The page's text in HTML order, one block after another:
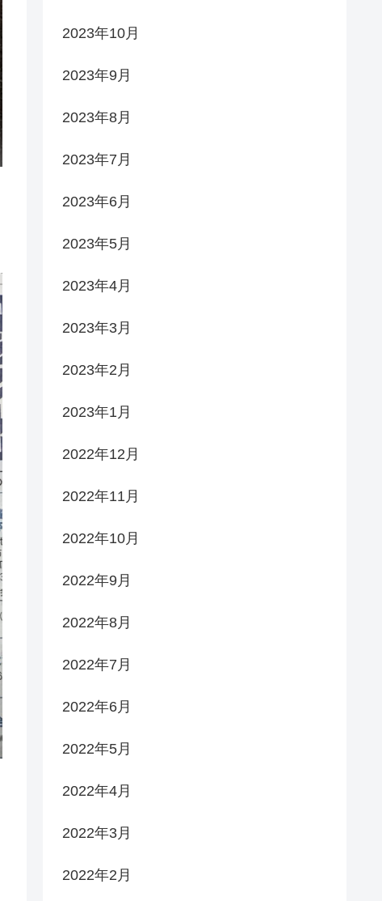
2023年10月
2023年9月
2023年8月
2023年7月
2023年6月
2023年5月
2023年4月
2023年3月
2023年2月
2023年1月
2022年12月
2022年11月
2022年10月
2022年9月
2022年8月
2022年7月
2022年6月
2022年5月
2022年4月
2022年3月
2022年2月